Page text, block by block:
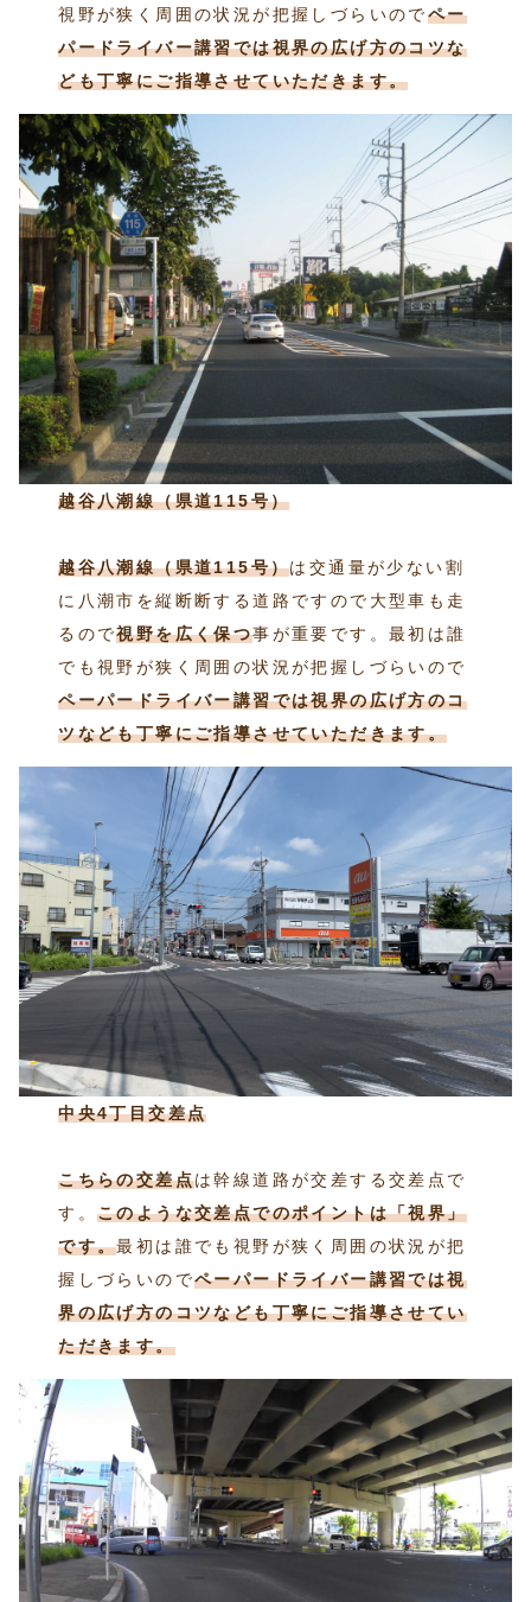
視野が狭く周囲の状況が把握しづらいのでペー
パードライバー講習では視界の広げ方のコツな
ども丁寧にご指導させていただきます。
越谷八潮線（県道115号）
越谷八潮線（県道115号）は交通量が少ない割
に八潮市を縦断断する道路ですので大型車も走
るので視野を広く保つ事が重要です。最初は誰
でも視野が狭く周囲の状況が把握しづらいので
ペーパードライバー講習では視界の広げ方のコ
ツなども丁寧にご指導させていただきます。
中央4丁目交差点
こちらの交差点は幹線道路が交差する交差点で
す。このような交差点でのポイントは「視界」
です。最初は誰でも視野が狭く周囲の状況が把
握しづらいのでペーパードライバー講習では視
界の広げ方のコツなども丁寧にご指導させてい
ただきます。